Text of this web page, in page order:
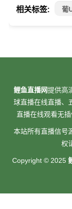
相关标签: 葡
鲤鱼直播网提供高
球直播在线直播、
直播在线观看无
本站所有直播信号
权
Copyright © 2025